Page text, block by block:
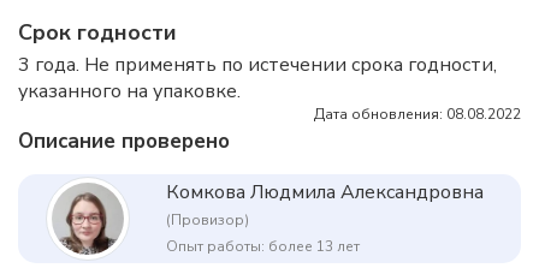
Срок годности
3 года. Не применять по истечении срока годности,
указанного на упаковке.
Дата обновления: 08.08.2022
Описание проверено
Комкова Людмила Александровна
(Провизор)
Опыт работы: более 13 лет